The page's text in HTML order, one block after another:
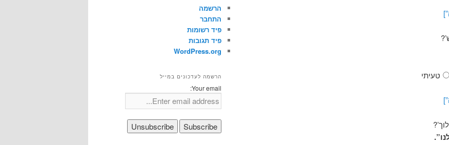
טעיתי
הרשמה
התחבר
פיד רשומות
פיד תגובות
WordPress.org
הרשמה לעדכונים במייל
Your email: